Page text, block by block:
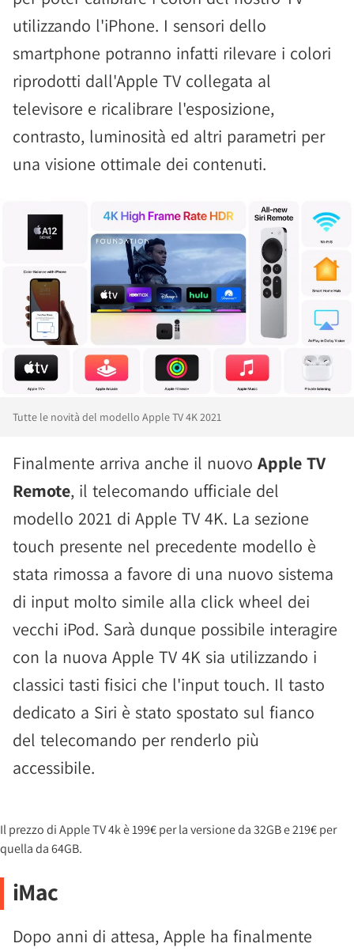
utilizzando l'iPhone. I sensori dello
smartphone potranno infatti rilevare i colori
riprodotti dall'Apple TV collegata al
televisore e ricalibrare l'esposizione,
contrasto, luminosità ed altri parametri per
una visione ottimale dei contenuti.
Tutte le novità del modello Apple TV 4K 2021
Finalmente arriva anche il nuovo Apple TV
Remote, il telecomando ufficiale del
modello 2021 di Apple TV 4K. La sezione
touch presente nel precedente modello è
stata rimossa a favore di una nuovo sistema
di input molto simile alla click wheel dei
vecchi iPod. Sarà dunque possibile interagire
con la nuova Apple TV 4K sia utilizzando i
classici tasti fisici che l'input touch. Il tasto
dedicato a Siri è stato spostato sul fianco
del telecomando per renderlo più
accessibile.
Il prezzo di Apple TV 4k è 199€ per la versione da 32GB e 219€ per
quella da 64GB.
iMac
Dopo anni di attesa, Apple ha finalmente